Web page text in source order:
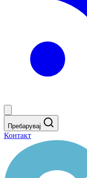
Пребарувај
Контакт